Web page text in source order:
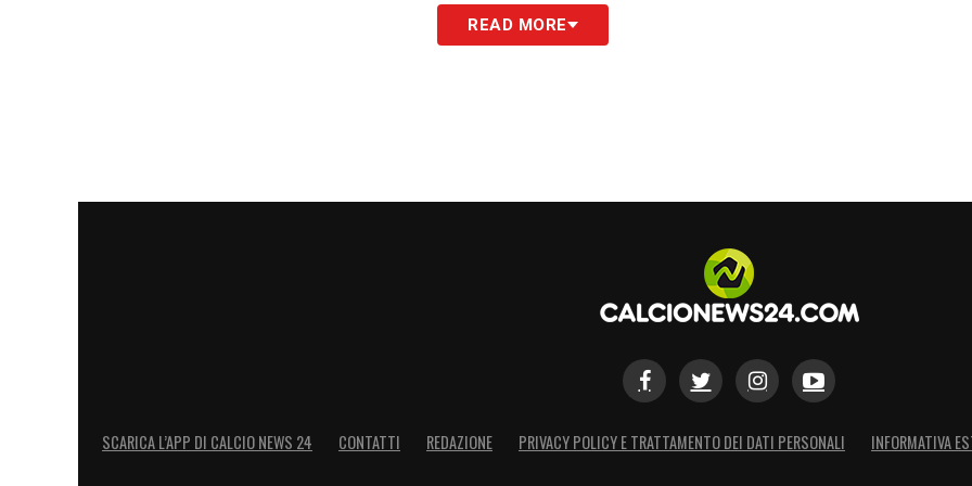
passi in avanti molto decisi, facciano una manifestazione d’interesse. Ma fino ad allora
READ MORE
SCARICA L’APP DI CALCIO NEWS 24 CONTATTI REDAZIONE PRIVACY POLICY E TRATTAMENTO DEI DATI PERSONALI INFORMATIVA